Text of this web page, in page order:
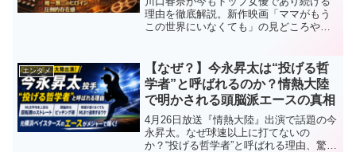
理由を徹底解説。新作映画「ママがもう
この世界にいなくても」の見どころや過
に迫る。
エンタメ
【なぜ？】今永昇太は“投げる哲
学者”と呼ばれるのか？情熱大陸
で明かされる頭脳派エースの真相
4月26日放送『情熱大陸』出演で話題の今
永昇太。なぜ球速以上に打てないの
か？“投げる哲学者”と呼ばれる理由、驚異